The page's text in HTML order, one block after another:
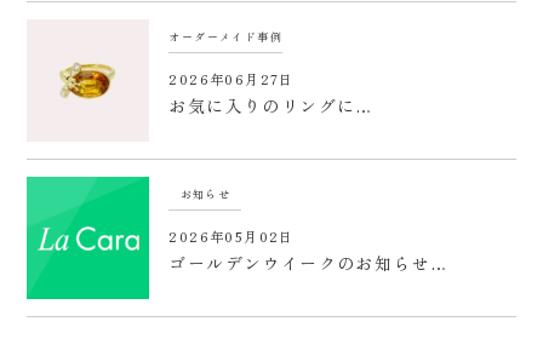
オーダーメイド事例
2026年06月27日
お気に入りのリングに…
お知らせ
2026年05月02日
ゴールデンウイークのお知らせ…